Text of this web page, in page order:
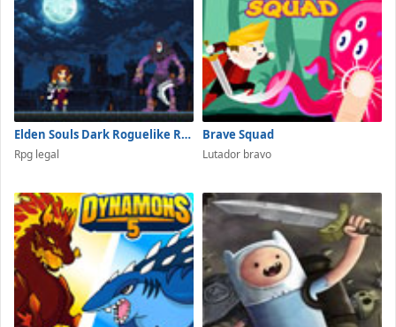
Elden Souls Dark Roguelike RPG
Rpg legal
Brave Squad
Lutador bravo